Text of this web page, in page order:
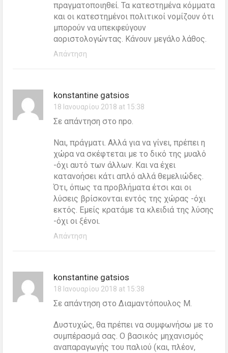
πραγματοποιηθεί. Τα κατεστημένα κόμματα
και οι κατεστημένοι πολιτικοί νομίζουν ότι
μπορούν να υπεκφεύγουν
αοριστολογώντας. Κάνουν μεγάλο λάθος.
Απάντηση
konstantine gatsios
18 Ιανουαρίου 2018 at 15:38
Σε απάντηση στο npo.
Ναι, πράγματι. Αλλά για να γίνει, πρέπει η
χώρα να σκέφτεται με το δικό της μυαλό
-όχι αυτό των άλλων. Και να έχει
κατανοήσει κάτι απλό αλλά θεμελιώδες.
Ότι, όπως τα προβλήματα έτσι και οι
λύσεις βρίσκονται εντός της χώρας -όχι
εκτός. Εμείς κρατάμε τα κλειδιά της λύσης
-όχι οι ξένοι.
Απάντηση
konstantine gatsios
18 Ιανουαρίου 2018 at 15:38
Σε απάντηση στο Διαμαντόπουλος Μ.
Δυστυχώς, θα πρέπει να συμφωνήσω με το
συμπέρασμά σας. Ο βασικός μηχανισμός
αναπαραγωγής του παλιού (και, πλέον,